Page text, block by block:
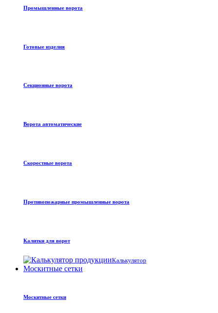
Промышленные ворота
Готовые изделия
Секционные ворота
Ворота автоматические
Скоростные ворота
Противопожарные промышленные ворота
Калитки для ворот
Калькулятор
Москитные сетки
Москитные сетки